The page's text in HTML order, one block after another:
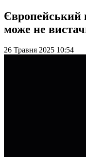
Європейський
може не
26 Травня 2025 10:54